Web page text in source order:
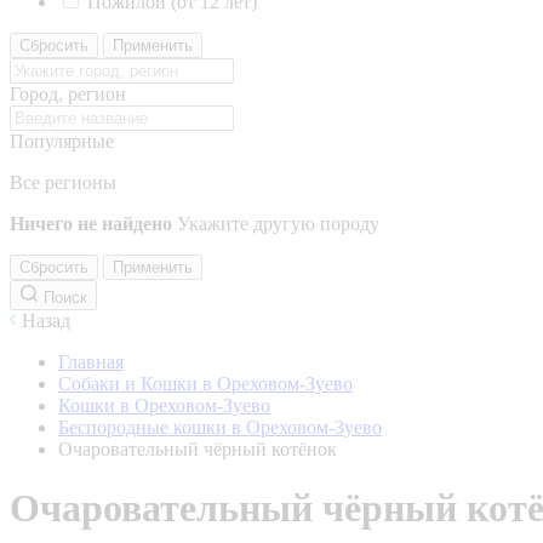
Сбросить Применить
Город, регион
Популярные
Все регионы
Ничего не найдено Укажите другую породу
Сбросить
Применить
Поиск
Назад
Главная
Собаки и Кошки в Ореховом-Зуево
Кошки в Ореховом-Зуево
Беспородные кошки в Ореховом-Зуево
Очаровательный чёрный котёнок
Очаровательный чёрный